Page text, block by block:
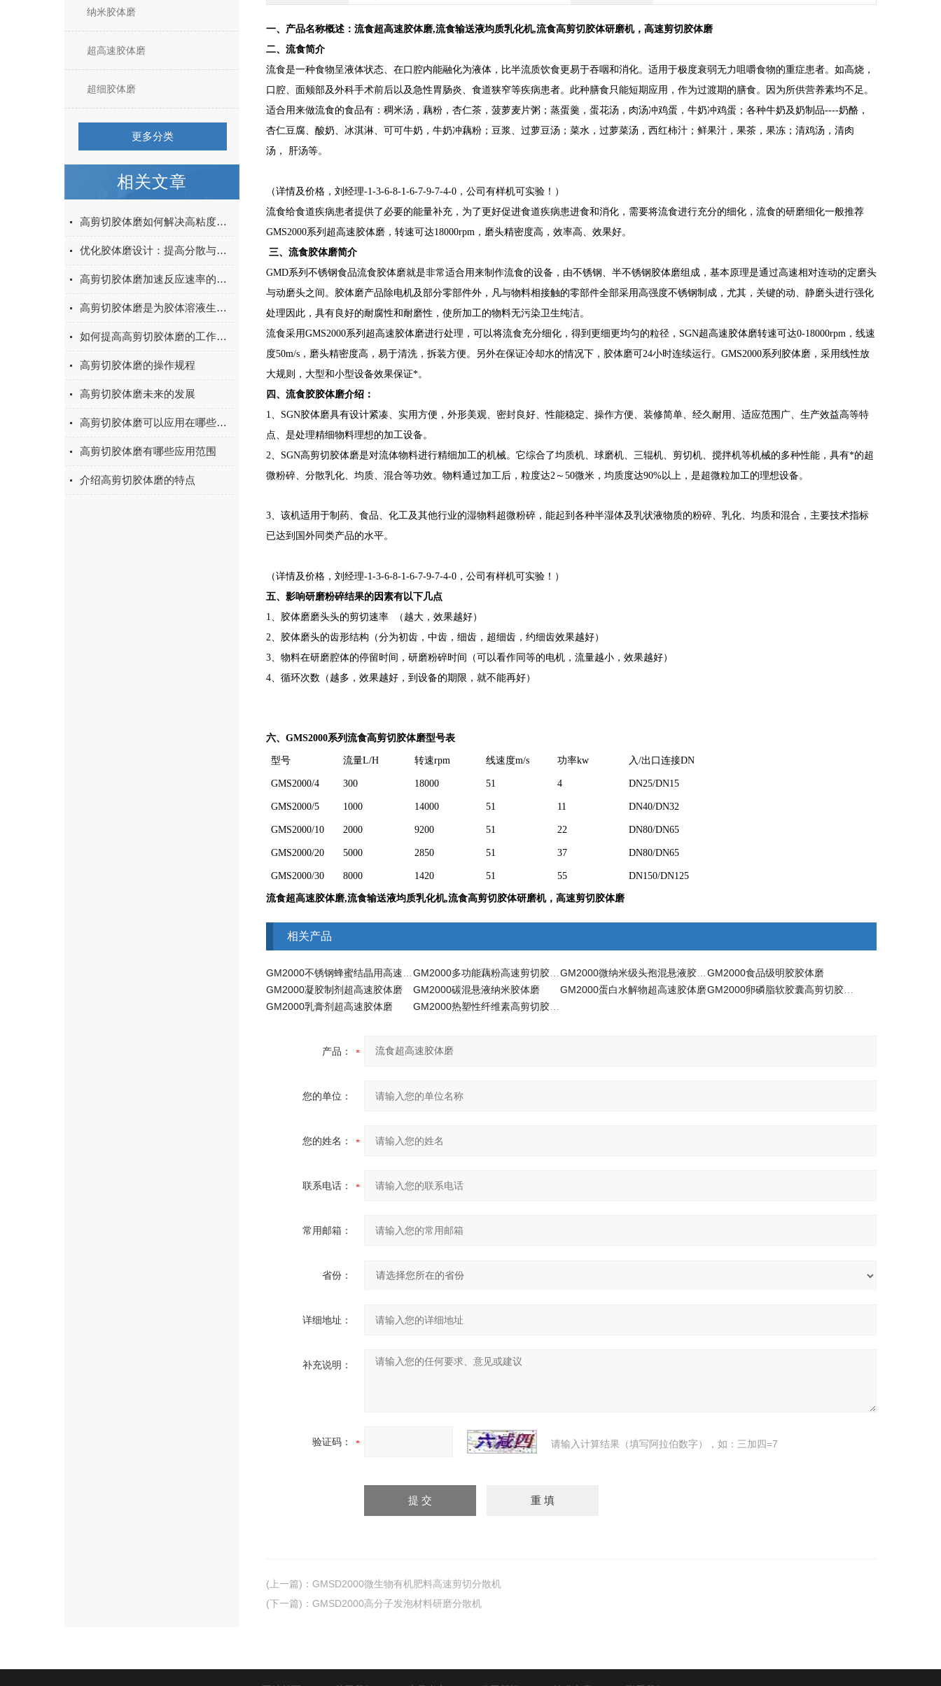
纳米胶体磨
超高速胶体磨
超细胶体磨
更多分类
相关文章
高剪切胶体磨如何解决高粘度物料的分散难题
优化胶体磨设计：提高分散与均质效果的研究
高剪切胶体磨加速反应速率的秘密
高剪切胶体磨是为胶体溶液生产所设计的
如何提高高剪切胶体磨的工作效率
高剪切胶体磨的操作规程
高剪切胶体磨未来的发展
高剪切胶体磨可以应用在哪些方面
高剪切胶体磨有哪些应用范围
介绍高剪切胶体磨的特点
一、产品名称概述： 流食超高速胶体磨,流食输送液均质乳化机,流食高剪切胶体研磨机，高速剪切胶体磨
二、流食简介
流食是一种食物呈液体状态、在口腔内能融化为液体，比半流质饮食更易于吞咽和消化。适用于极度衰弱无力咀嚼食物的重症患者。如高烧，
口腔、面颊部及外科手术前后以及急性胃肠炎、食道狭窄等疾病患者。此种膳食只能短期应用，作为过渡期的膳食。因为所供营养素均不足。
适合用来做流食的食品有：稠米汤，藕粉，杏仁茶，菠萝麦片粥；蒸蛋羹，蛋花汤，肉汤冲鸡蛋，牛奶冲鸡蛋；各种牛奶及奶制品----奶酪，
杏仁豆腐、酸奶、冰淇淋、可可牛奶，牛奶冲藕粉；豆浆、过萝豆汤；菜水，过萝菜汤，西红柿汁；鲜果汁，果茶，果冻；清鸡汤，清肉
汤， 肝汤等。
（详情及价格，刘经理-1-3-6-8-1-6-7-9-7-4-0，公司有样机可实验！）
流食给食道疾病患者提供了必要的能量补充，为了更好促进食道疾病患进食和消化，需要将流食进行充分的细化，流食的研磨细化一般推荐
GMS2000系列超高速胶体磨，转速可达18000rpm，磨头精密度高，效率高、效果好。
三、流食胶体磨简介
GMD系列不锈钢食品流食胶体磨就是非常适合用来制作流食的设备，由不锈钢、半不锈钢胶体磨组成，基本原理是通过高速相对连动的定磨头
与动磨头之间。胶体磨产品除电机及部分零部件外，凡与物料相接触的零部件全部采用高强度不锈钢制成，尤其，关键的动、静磨头进行强化
处理因此，具有良好的耐腐性和耐磨性，使所加工的物料无污染卫生纯洁。
流食采用GMS2000系列超高速胶体磨进行处理，可以将流食充分细化，得到更细更均匀的粒径，SGN超高速胶体磨转速可达0-18000rpm，线速
度50m/s，磨头精密度高，易于清洗，拆装方便。另外在保证冷却水的情况下，胶体磨可24小时连续运行。GMS2000系列胶体磨，采用线性放
大规则，大型和小型设备效果保证*。
四、流食胶胶体磨介绍：
1、SGN胶体磨具有设计紧凑、实用方便，外形美观、密封良好、性能稳定、操作方便、装修简单、经久耐用、适应范围广、生产效益高等特
点、是处理精细物料理想的加工设备。
2、SGN高剪切胶体磨是对流体物料进行精细加工的机械。它综合了均质机、球磨机、三辊机、剪切机、搅拌机等机械的多种性能，具有*的超
微粉碎、分散乳化、均质、混合等功效。物料通过加工后，粒度达2～50微米，均质度达90%以上，是超微粒加工的理想设备。
3、该机适用于制药、食品、化工及其他行业的湿物料超微粉碎，能起到各种半湿体及乳状液物质的粉碎、乳化、均质和混合，主要技术指标
已达到国外同类产品的水平。
（详情及价格，刘经理-1-3-6-8-1-6-7-9-7-4-0，公司有样机可实验！）
五、影响研磨粉碎结果的因素有以下几点
1、胶体磨磨头头的剪切速率 （越大，效果越好）
2、胶体磨头的齿形结构（分为初齿，中齿，细齿，超细齿，约细齿效果越好）
3、物料在研磨腔体的停留时间，研磨粉碎时间（可以看作同等的电机，流量越小，效果越好）
4、循环次数（越多，效果越好，到设备的期限，就不能再好）
六、GMS2000系列流食高剪切胶体磨型号表
型号 流量L/H 转速rpm 线速度m/s 功率kw 入/出口连接DN
GMS2000/4 300 18000 51 4 DN25/DN15
GMS2000/5 1000 14000 51 11 DN40/DN32
GMS2000/10 2000 9200 51 22 DN80/DN65
GMS2000/20 5000 2850 51 37 DN80/DN65
GMS2000/30 8000 1420 51 55 DN150/DN125
流食超高速胶体磨,流食输送液均质乳化机,流食高剪切胶体研磨机，高速剪切胶体磨
相关产品
GM2000食品级明胶胶体磨
GM2000凝胶制剂超高速胶体磨
GM2000碳混悬液纳米胶体磨 GM2000蛋白水解物超高速胶体磨
GM2000乳膏剂超高速胶体磨
产品：
您的单位：
您的姓名：
联系电话：
常用邮箱：
省份：
详细地址：
补充说明：
验证码： 请输入计算结果（填写阿拉伯数字），如：三加四=7
(上一篇) ： GMSD2000微生物有机肥料高速剪切分散机
(下一篇) ： GMSD2000高分子发泡材料研磨分散机